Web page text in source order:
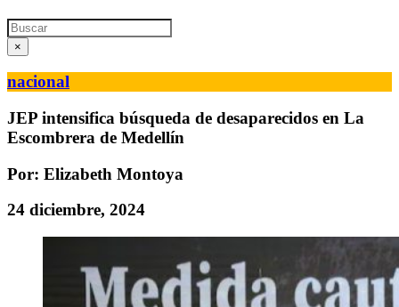
Search
×
nacional
JEP intensifica búsqueda de desaparecidos en La
Escombrera de Medellín
Por: Elizabeth Montoya
24 diciembre, 2024